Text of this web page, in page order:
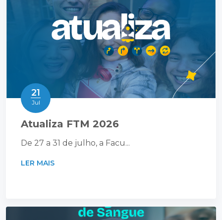
21
Jul
Atualiza FTM 2026
De 27 a 31 de julho, a Facu...
LER MAIS